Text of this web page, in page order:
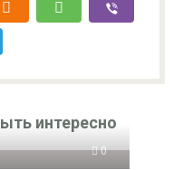
интересно
0